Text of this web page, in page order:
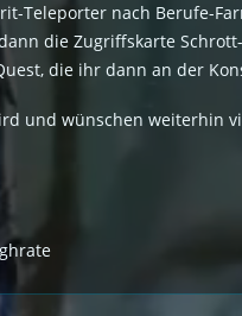
Teleporter nach Berufe-
die Zugriffskarte
die ihr dann an der
und wünschen weiterhin